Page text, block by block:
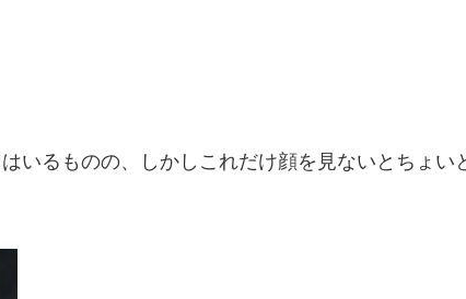
いるものの、しかしこれだけ顔を見ないとちょ